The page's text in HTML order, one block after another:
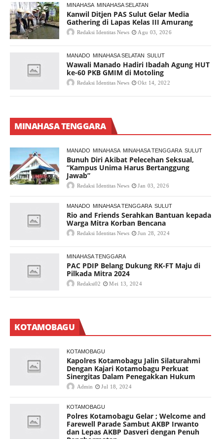
MINAHASA MINAHASA SELATAN
Kanwil Ditjen PAS Sulut Gelar Media
Gathering di Lapas Kelas III Amurang
Redaksi Identitas News Agu 03, 2026
MANADO MINAHASA SELATAN SULUT
Wawali Manado Hadiri Ibadah Agung HUT
ke-60 PKB GMIM di Motoling
Redaksi Identitas News Okt 14, 2022
MINAHASA TENGGARA
MANADO MINAHASA MINAHASA TENGGARA SULUT
Bunuh Diri Akibat Pelecehan Seksual,
“Kampus Unima Harus Bertanggung
Jawab”
Redaksi Identitas News Jan 03, 2026
MANADO MINAHASA TENGGARA SULUT
Rio and Friends Serahkan Bantuan kepada
Warga Mitra Korban Bencana
Redaksi Identitas News Jun 28, 2024
MINAHASA TENGGARA
PAC PDIP Belang Dukung RK-FT Maju di
Pilkada Mitra 2024
Redaksi02 Mei 13, 2024
KOTAMOBAGU
KOTAMOBAGU
Kapolres Kotamobagu Jalin Silaturahmi
Dengan Kajari Kotamobagu Perkuat
Sinergitas Dalam Penegakkan Hukum
Admin Jul 18, 2024
KOTAMOBAGU
Polres Kotamobagu Gelar ; Welcome and
Farewell Parade Sambut AKBP Irwanto
dan Lepas AKBP Dasveri dengan Penuh